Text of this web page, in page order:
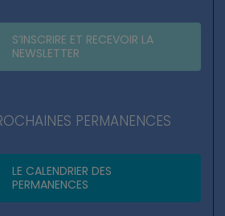
S’INSCRIRE ET RECEVOIR LA
NEWSLETTER
PERMANENCES
LE CALENDRIER DES
PERMANENCES